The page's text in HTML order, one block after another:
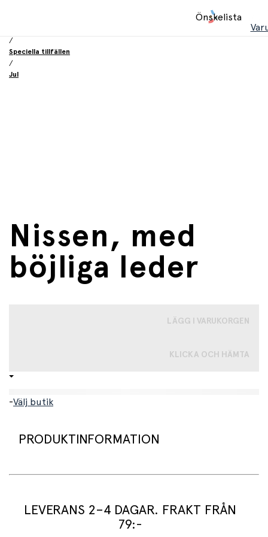
Önskelista
/
Speciella tillfällen
/
Jul
Nissen, med
böjliga leder
LÄGG I VARUKORGEN
KLICKA OCH HÄMTA
-Välj butik
PRODUKTINFORMATION
En fin och klassisk Nissedocka med långa ben och armar
som kan böjas åt alla håll, perfekt för en nisse som ska
ut och göra bus! Nissen har fastsydda kläder, röd jacka
LEVERANS 2–4 DAGAR. FRAKT FRÅN
79:-